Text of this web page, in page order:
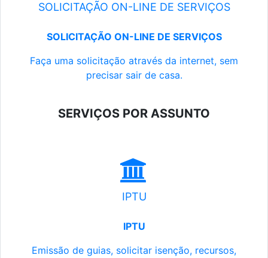
SOLICITAÇÃO ON-LINE DE SERVIÇOS
SOLICITAÇÃO ON-LINE DE SERVIÇOS
Faça uma solicitação através da internet, sem
precisar sair de casa.
SERVIÇOS POR ASSUNTO
IPTU
IPTU
Emissão de guias, solicitar isenção, recursos,